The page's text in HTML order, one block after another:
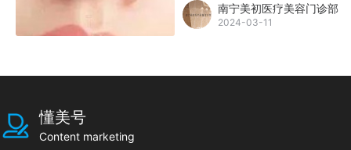
南宁美初医疗美容门诊部
2024-03-11
懂美号
Content marketing